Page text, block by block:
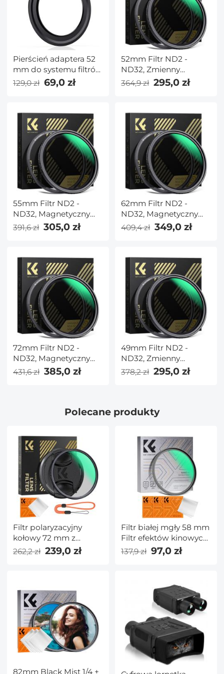
Pierścień adaptera 52
mm do systemu filtrów
kwadratowych 100
mm Pro — seria Nano
129,0 zł 69,0 zł
52mm Filtr ND2 -
ND32, Zmienny
Neutralna Gęstość,
Nano-X Seria
364,9 zł 295,0 zł
55mm Filtr ND2 -
ND32, Magnetyczny
Adapterring, Nano-X
Seria
391,6 zł 305,0 zł
62mm Filtr ND2 -
ND32, Magnetyczny
Adapterring, Nano-X
Seria
409,4 zł 349,0 zł
72mm Filtr ND2 -
ND32, Magnetyczny
Adapterring, Nano-X
431,6 zł 385,0 zł
49mm Filtr ND2 -
ND32, Zmienny
Neutralna Gęstość,
378,2 zł 295,0 zł
Polecane produkty
Filtr polaryzacyjny
kołowy 72 mm z
ściereczką do
czyszczenia nasadki
polaryzacyjny CPL z 28
powłokami
wielowarstwowymi
Seria Nano-Xcel
262,2 zł 239,0 zł
Filtr białej mgły 58 mm
Filtr efektów kinowych
z 18
wielowarstwowymi
krajobrazowej Seria
137,9 zł 97,0 zł
82mm Black Mist 1/4 +